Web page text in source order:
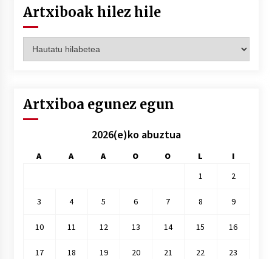
Artxiboak hilez hile
hilez
Artxiboa egunez egun
2026(e)ko abuztua
A A A O O L
I
1
2
3 4 5 6 7 8 9
10 11 12 13 14 15 16
17 18 19 20 21 22 23